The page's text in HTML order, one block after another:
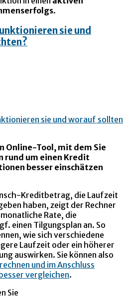
.
sie und
Online-Tool, mit dem Sie
rund um einen Kredit
besser einschätzen
Kreditbetrag, die Laufzeit
haben, zeigt der Rechner
Rate, die
einen Tilgungsplan an. So
wie sich verschiedene
Laufzeit oder ein höherer
auswirken. Sie können also
und im Anschluss
vergleichen.
Sie